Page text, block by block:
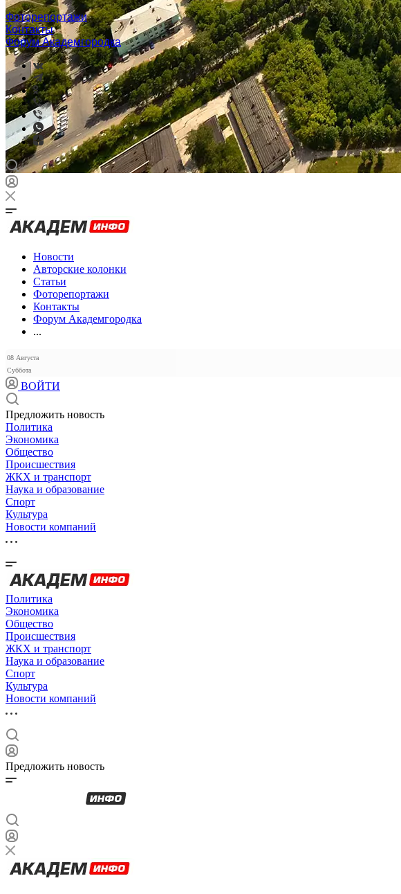
Фоторепортажи
Контакты
Форум Академгородка
Новости
Авторские колонки
Статьи
Фоторепортажи
Контакты
Форум Академгородка
...
08 Августа
Суббота
ВОЙТИ
Предложить новость
Политика
Экономика
Общество
Происшествия
ЖКХ и транспорт
Наука и образование
Спорт
Культура
Новости компаний
Политика
Экономика
Общество
Происшествия
ЖКХ и транспорт
Наука и образование
Спорт
Культура
Новости компаний
Предложить новость